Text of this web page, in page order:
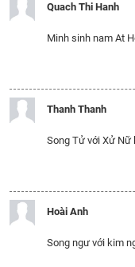
Quach Thi Hanh
Minh sinh nam At
Thanh Thanh
Song Tử với Xử Nữ
Hoài Anh
Song ngư với kim